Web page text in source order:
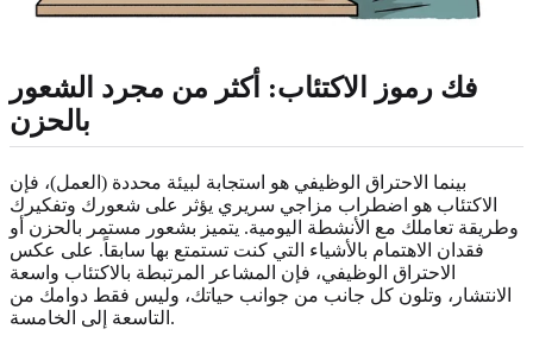
فك رموز الاكتئاب: أكثر من مجرد الشعور
بالحزن
بينما الاحتراق الوظيفي هو استجابة لبيئة محددة (العمل)، فإن
الاكتئاب هو اضطراب مزاجي سريري يؤثر على شعورك وتفكيرك
وطريقة تعاملك مع الأنشطة اليومية. يتميز بشعور مستمر بالحزن أو
فقدان الاهتمام بالأشياء التي كنت تستمتع بها سابقاً. على عكس
الاحتراق الوظيفي، فإن المشاعر المرتبطة بالاكتئاب واسعة
الانتشار، وتلون كل جانب من جوانب حياتك، وليس فقط دوامك من
التاسعة إلى الخامسة.